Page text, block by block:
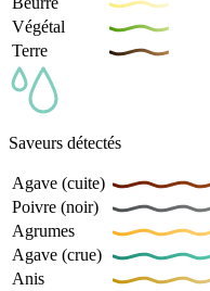
Végétal
Terre
Saveurs détectés
Agave (cuite)
Poivre (noir)
Agrumes
Agave (crue)
Anis